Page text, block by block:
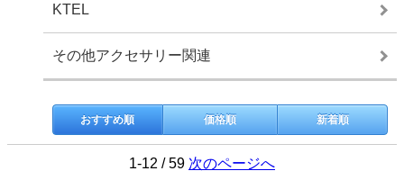
KTEL
その他アクセサリー関連
おすすめ順 価格順 新着順
1-12 / 59 次のページへ